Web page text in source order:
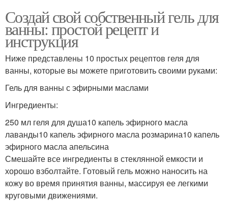
Создай свой собственный гель для
ванны: простой рецепт и
инструкция
Ниже представлены 10 простых рецептов геля для
ванны, которые вы можете приготовить своими руками:
Гель для ванны с эфирными маслами
Ингредиенты:
250 мл геля для душа10 капель эфирного масла
лаванды10 капель эфирного масла розмарина10 капель
эфирного масла апельсина
Смешайте все ингредиенты в стеклянной емкости и
хорошо взболтайте. Готовый гель можно наносить на
кожу во время принятия ванны, массируя ее легкими
круговыми движениями.